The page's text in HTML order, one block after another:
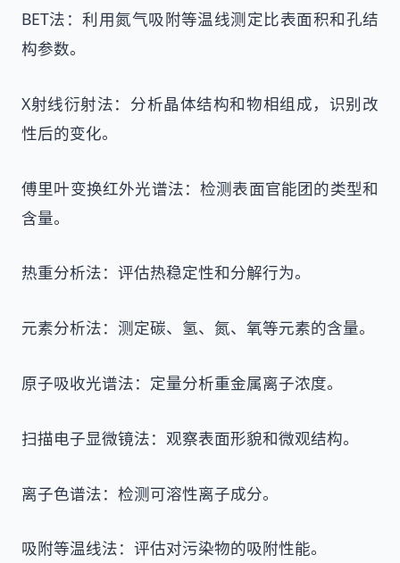
BET法：利用氮气吸附等温线测定比表面积和孔结
构参数。
X射线衍射法：分析晶体结构和物相组成，识别改
性后的变化。
傅里叶变换红外光谱法：检测表面官能团的类型和
含量。
热重分析法：评估热稳定性和分解行为。
元素分析法：测定碳、氢、氮、氧等元素的含量。
原子吸收光谱法：定量分析重金属离子浓度。
扫描电子显微镜法：观察表面形貌和微观结构。
离子色谱法：检测可溶性离子成分。
吸附等温线法：评估对污染物的吸附性能。